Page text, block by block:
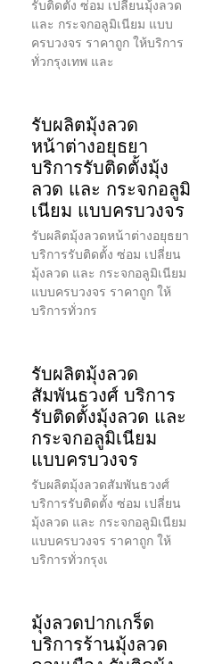
รับติดตั้ง ซ่อม เปลี่ยนมุ้งลวด
และ กระจกอลูมิเนียม แบบ
ครบวงจร ราคาถูก ให้บริการ
ทั่วกรุงเทพ และ
รับผลิตมุ้งลวด
หน้าต่างอยุธยา
บริการรับติดตั้งมุ้ง
ลวด และ กระจกอลูมิ
เนียม แบบครบวงจร
รับผลิตมุ้งลวดหน้าต่างอยุธยา
บริการรับติดตั้ง ซ่อม เปลี่ยน
มุ้งลวด และ กระจกอลูมิเนียม
แบบครบวงจร ราคาถูก ให้
บริการทั่วกร
รับผลิตมุ้งลวด
สัมพันธวงศ์ บริการ
รับติดตั้งมุ้งลวด และ
กระจกอลูมิเนียม
แบบครบวงจร
รับผลิตมุ้งลวดสัมพันธวงศ์
บริการรับติดตั้ง ซ่อม เปลี่ยน
มุ้งลวด และ กระจกอลูมิเนียม
แบบครบวงจร ราคาถูก ให้
บริการทั่วกรุงเ
มุ้งลวดปากเกร็ด
บริการร้านมุ้งลวด